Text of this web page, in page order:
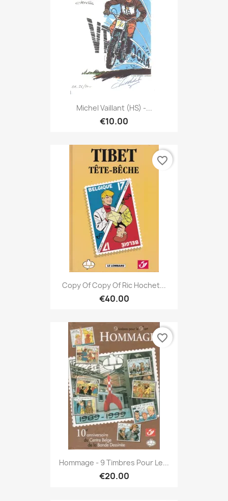
Michel Vaillant (HS) -...
€10.00
Copy Of Copy Of Ric Hochet...
€40.00
favorite_border
Hommage - 9 Timbres Pour Le...
€20.00
favorite_border